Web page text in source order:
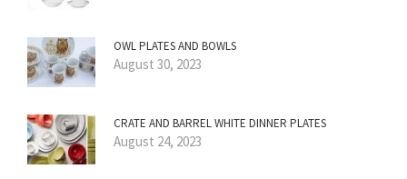
OWL PLATES AND BOWLS
August 30, 2023
CRATE AND BARREL WHITE DINNER PLATES
August 24, 2023